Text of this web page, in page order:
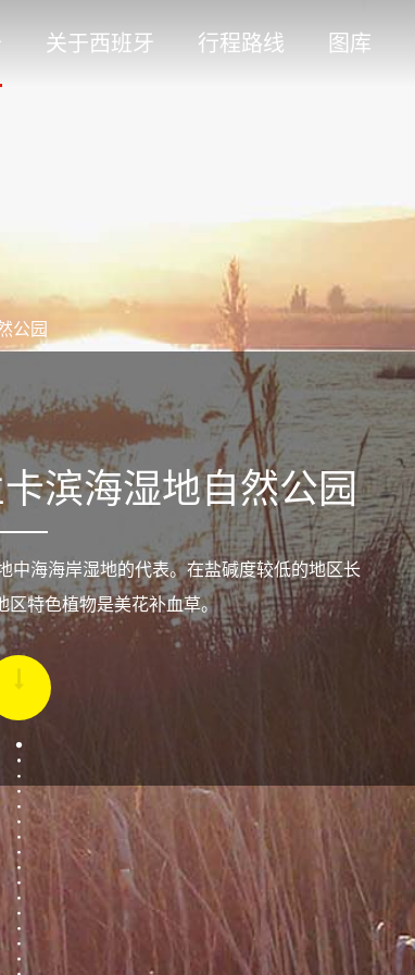
关于西班牙 行程路线 图库
公园
滨海湿地自然公园
中海海岸湿地的代表。在盐碱度较低的地区长
区特色植物是美花补血草。